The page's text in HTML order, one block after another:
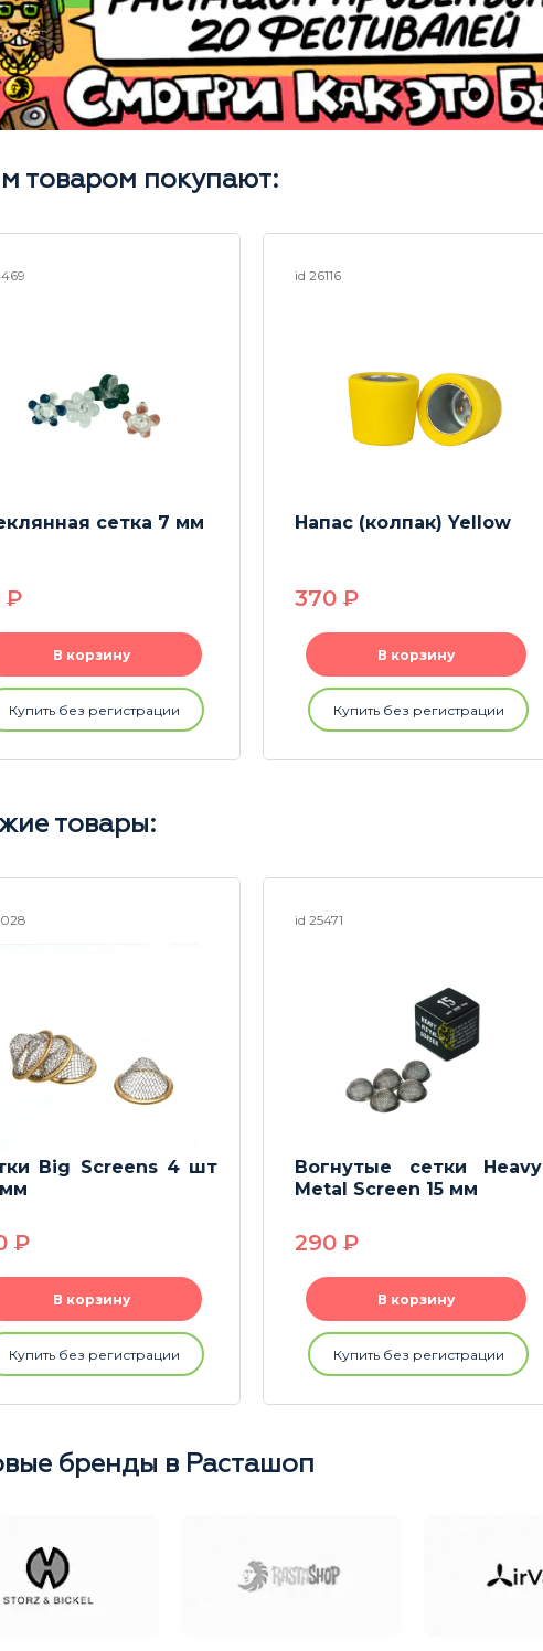
товаром покупают:
сетка 7 мм
P
В корзину
Купить без регистрации
id 26116
Напас (колпак) Yellow
370 P
В корзину
Купить без регистрации
товары:
Big Screens 4 шт
P
В корзину
Купить без регистрации
id 25471
Вогнутые сетки Heavy
Metal Screen 15 мм
290 P
В корзину
Купить без регистрации
бренды в Расташоп